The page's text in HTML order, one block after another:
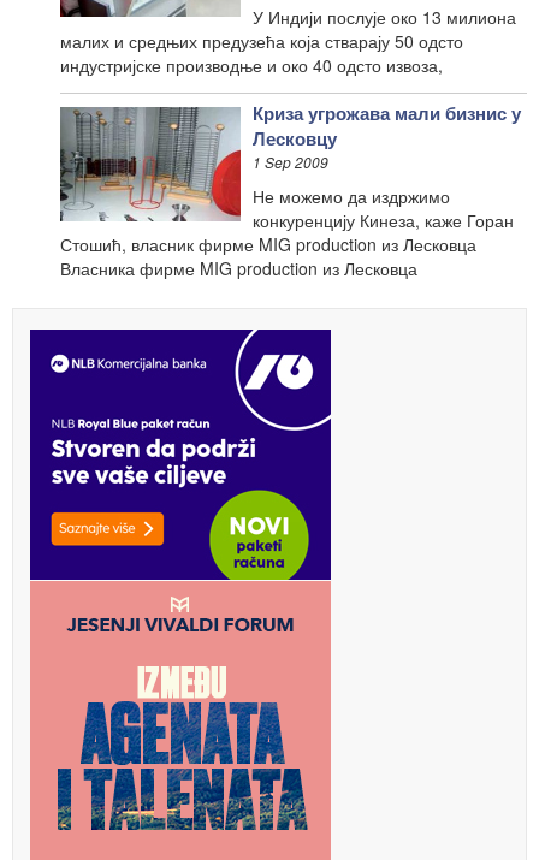
У Индији послује око 13 милиона
малих и средњих предузећа која стварају 50 одсто
индустријске производње и око 40 одсто извоза,
Криза угрожава мали бизнис у
Лесковцу
1 Sep 2009
Не можемо да издржимо
конкуренцију Кинеза, каже Горан
Стошић, власник фирме MIG production из Лесковца
Власника фирме MIG production из Лесковца